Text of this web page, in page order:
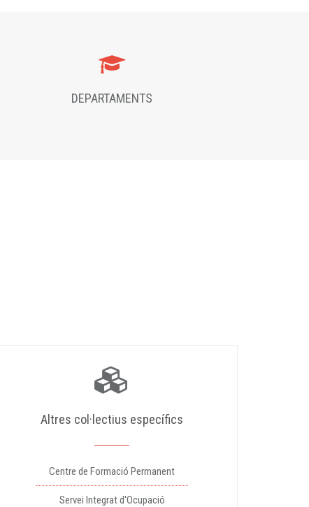
DEPARTAMENTS
Altres col·lectius específics
Centre de Formació Permanent
Servei Integrat d'Ocupació